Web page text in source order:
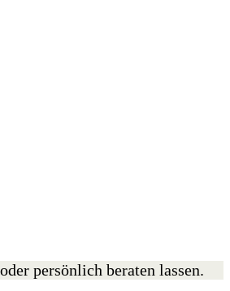
persönlich beraten lassen.